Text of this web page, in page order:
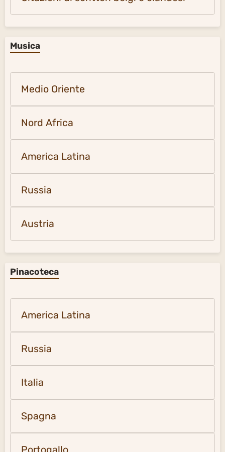
Musica
Medio Oriente
Nord Africa
America Latina
Russia
Austria
Pinacoteca
America Latina
Russia
Italia
Spagna